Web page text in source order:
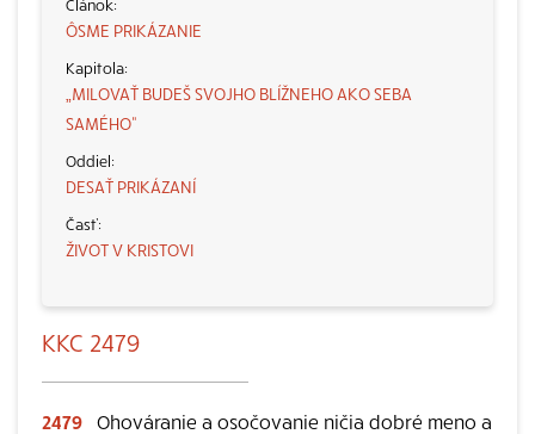
ÔSME PRIKÁZANIE
„MILOVAŤ BUDEŠ SVOJHO BLÍŽNEHO AKO SEBA
SAMÉHO“
DESAŤ PRIKÁZANÍ
ŽIVOT V KRISTOVI
KKC 2479
2479 Ohováranie a osočovanie ničia dobré meno a